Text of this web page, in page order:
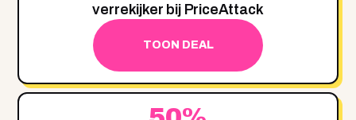
verrekijker bij PriceAttack
TOON DEAL